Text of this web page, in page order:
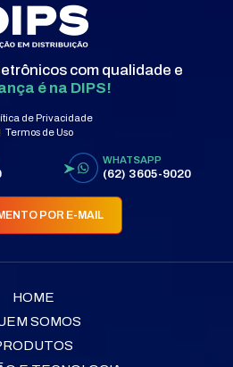
com qualidade e
é na DIPS!
de Privacidade
Termos de Uso
WHATSAPP
(62) 3605-9020
POR E-MAIL
HOME
SOMOS